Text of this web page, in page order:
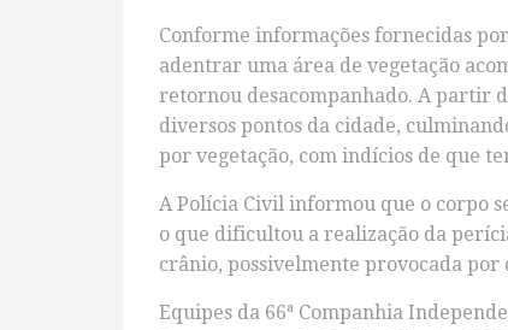
Conforme informações fornecidas
adentrar uma área de vegetação
retornou desacompanhado. A partir
diversos pontos da cidade,
por vegetação, com indícios de que
A Polícia Civil informou que o corpo
o que dificultou a realização da
crânio, possivelmente provocada por
Equipes da 66ª Companhia